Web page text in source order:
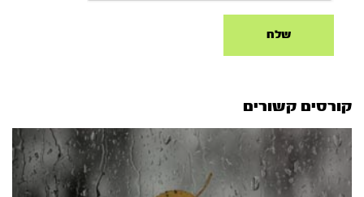
קורסים קשורים